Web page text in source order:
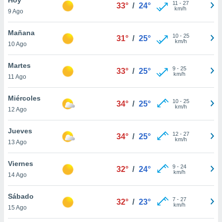
en
más
nuestra
de
cookies
aceptar
9 Ago
33° / 24° 11 - 27
km/h
Mañana
10 Ago
31° / 25° 10- 25
km/h
Martes
11 Ago
33° / 25° 9- 25
km/h
Miércoles
12 Ago
34° / 25° 10- 25
km/h
Jueves
13 Ago
34° / 25° 12- 27
km/h
Viernes
14 Ago
32° / 24° 9- 24
km/h
Sábado
15 Ago
32° / 23° 7- 27
km/h